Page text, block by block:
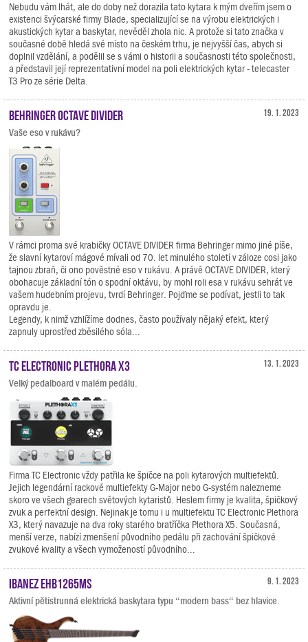
Nebudu vám lhát, ale do doby než dorazila tato kytara k mým dveřím jsem o
existenci švýcarské firmy Blade, specializující se na výrobu elektrických i
akustických kytar a baskytar, nevěděl zhola nic. A protože si tato značka v
současné době hledá své místo na českém trhu, je nejvyšší čas, abych si
doplnil vzdělání, a podělil se s vámi o historii a současnosti této společnosti,
a představil její reprezentativní model na poli elektrických kytar - telecaster
T3 Pro ze série Delta.
19. 1. 2023
Behringer OCTAVE DIVIDER
Vaše eso v rukávu?
V rámci proma své krabičky OCTAVE DIVIDER firma Behringer mimo jiné píše,
že slavní kytaroví mágové mívali od 70. let minulého století v záloze cosi jako
tajnou zbraň, či ono pověstné eso v rukávu. A právě OCTAVE DIVIDER, který
obohacuje základní tón o spodní oktávu, by mohl roli esa v rukávu sehrát ve
vašem hudebním projevu, tvrdí Behringer. Pojďme se podívat, jestli to tak
opravdu je.
Legendy, k nimž vzhlížíme dodnes, často používaly nějaký efekt, který
zapnuly uprostřed zběsilého sóla...
13. 1. 2023
TC Electronic Plethora X3
Velký pedalboard v malém pedálu.
Firma TC Electronic vždy patřila ke špičce na poli kytarových multiefektů.
Jejich legendární rackové multiefekty G-Major nebo G-systém nalezneme
skoro ve všech gearech světových kytaristů. Heslem firmy je kvalita, špičkový
zvuk a perfektní design. Nejinak je tomu i u multiefektu TC Electronic Plethora
X3, který navazuje na dva roky starého bratříčka Plethora X5. Současná,
menší verze, nabízí zmenšení původního pedálu při zachování špičkové
zvukové kvality a všech vymožeností původního...
9. 1. 2023
Ibanez EHB1265MS
Aktivní pětistrunná elektrická baskytara typu “modern bass“ bez hlavice.